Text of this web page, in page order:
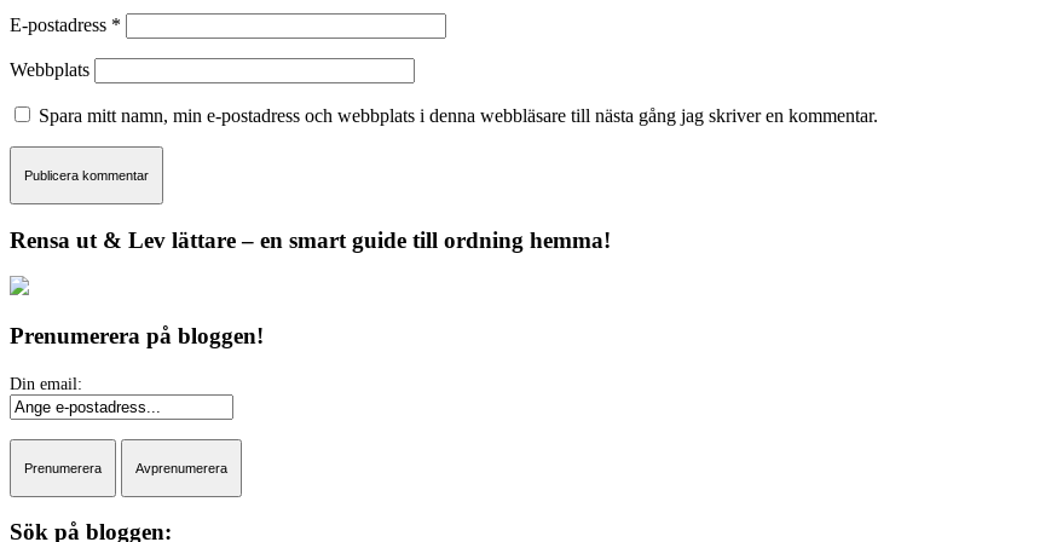
E-postadress *
Webbplats
Spara mitt namn, min e-postadress och webbplats i denna webbläsare till nästa gång jag skriver en kommentar.
Rensa ut & Lev lättare – en smart guide till ordning hemma!
Prenumerera på bloggen!
Sök på bloggen: